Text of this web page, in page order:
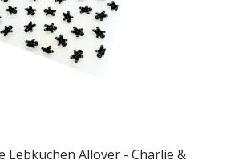
Lebkuchen Allover - Charlie &